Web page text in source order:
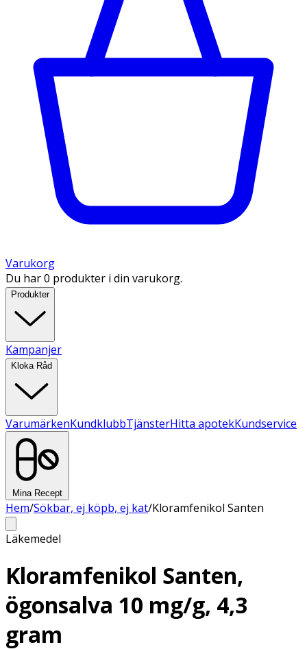
Varukorg
Du har 0 produkter i din varukorg.
Produkter
Kampanjer
Kloka Råd
VarumärkenKundklubbTjänsterHitta apotekKundservice
Mina Recept
Hem/Sökbar, ej köpb, ej kat/Kloramfenikol Santen
Läkemedel
Kloramfenikol Santen,
ögonsalva 10 mg/g, 4,3
gram